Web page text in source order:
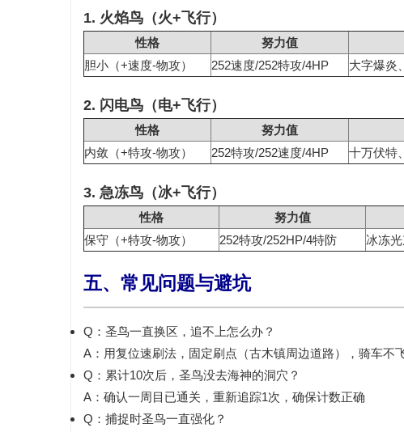
1. 火焰鸟（火+飞行）
性格 努力值
胆小（+速度-物攻）
252速度/252特攻/4HP 大字爆炎
2. 闪电鸟（电+飞行）
性格 努力值
内敛（+特攻-物攻）
252特攻/252速度/4HP 十万伏特
3. 急冻鸟（冰+飞行）
性格 努力值
保守（+特攻-物攻）
252特攻/252HP/4特防 冰冻
五、常见问题与避坑
Q：圣鸟一直换区，追不上怎么办？
A：用复位速刷法 ，固定刷点（古木镇周边道路）， 骑车不
Q：累计10次后，圣鸟没去海神的洞穴？
A：确认一周目已通关 ，重新追踪1次，确保计数正确
Q：捕捉时圣鸟一直强化？